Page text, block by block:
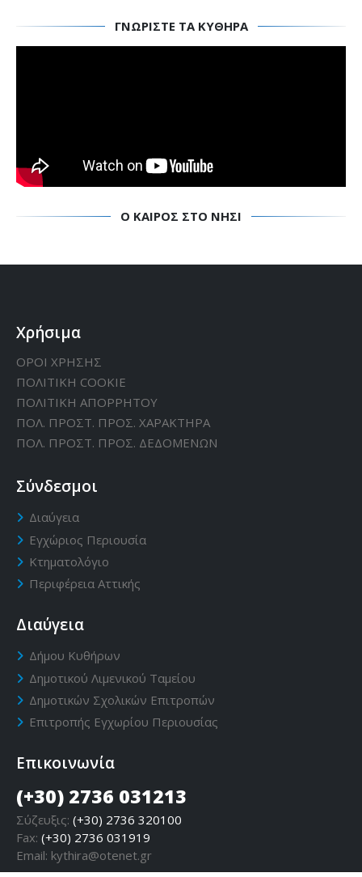
ΓΝΩΡΙΣΤΕ ΤΑ ΚΥΘΗΡΑ
Ο ΚΑΙΡΌΣ ΣΤΟ ΝΗΣΊ
Χρήσιμα
ΟΡΟΙ ΧΡΗΣΗΣ
ΠΟΛΙΤΙΚΗ CΟΟΚΙΕ
ΠΟΛΙΤΙΚΗ ΑΠΟΡΡΗΤΟΥ
ΠΟΛ. ΠΡΟΣΤ. ΠΡΟΣ. ΧΑΡΑΚΤΗΡΑ
ΠΟΛ. ΠΡΟΣΤ. ΠΡΟΣ. ΔΕΔΟΜΕΝΩΝ
Σύνδεσμοι
Διαύγεια
Εγχώριος Περιουσία
Κτηματολόγιο
Περιφέρεια Αττικής
Διαύγεια
Δήμου Κυθήρων
Δημοτικού Λιμενικού Ταμείου
Δημοτικών Σχολικών Επιτροπών
Επιτροπής Εγχωρίου Περιουσίας
Επικοινωνία
(+30) 2736 031213
Σύζευξις: (+30) 2736 320100
Fax: (+30) 2736 031919
Email: kythira@otenet.gr